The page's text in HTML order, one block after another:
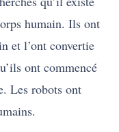
humain. Ils ont
et l’ont convertie
ont commencé
Les robots ont